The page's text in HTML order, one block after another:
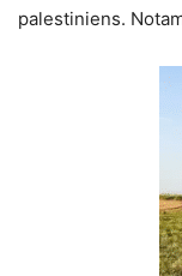
palestiniens.